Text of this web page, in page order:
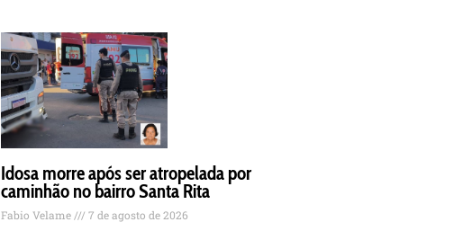
Idosa morre após ser atropelada por
caminhão no bairro Santa Rita
Fabio Velame 7 de agosto de 2026